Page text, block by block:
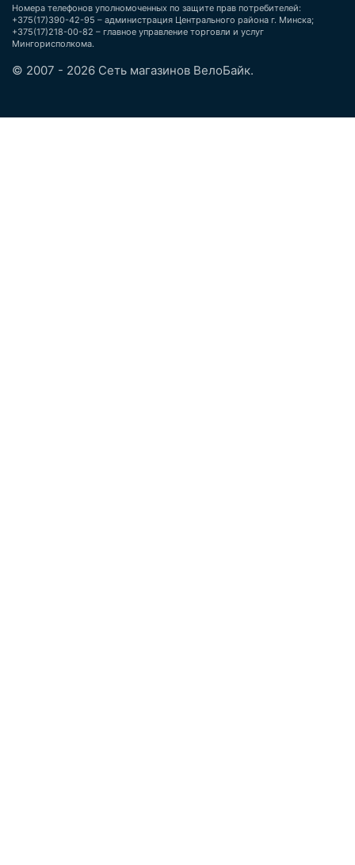
Номера телефонов уполномоченных по защите прав потребителей:
+375(17)390-42-95 – администрация Центрального района г. Минска;
+375(17)218-00-82 – главное управление торговли и услуг
Мингорисполкома.
© 2007 - 2026 Сеть магазинов ВелоБайк.